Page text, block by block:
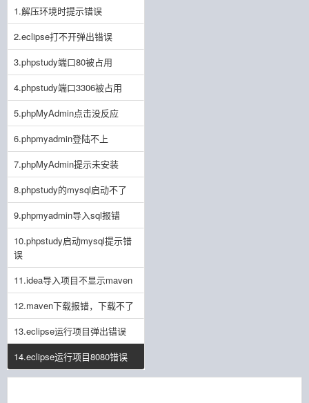
1.解压环境时提示错误
2.eclipse打不开弹出错误
3.phpstudy端口80被占用
4.phpstudy端口3306被占用
5.phpMyAdmin点击没反应
6.phpmyadmin登陆不上
7.phpMyAdmin提示未安装
8.phpstudy的mysql启动不了
9.phpmyadmin导入sql报错
10.phpstudy启动mysql提示错
误
11.idea导入项目不显示maven
12.maven下载报错，下载不了
13.eclipse运行项目弹出错误
14.eclipse运行项目8080错误